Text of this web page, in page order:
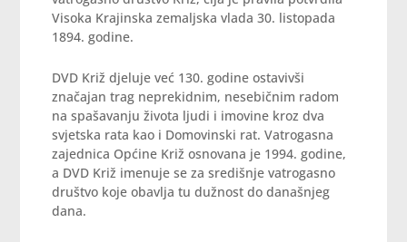
Visoka Krajinska zemaljska vlada 30. listopada
1894. godine.
DVD Križ djeluje već 130. godine ostavivši
značajan trag neprekidnim, nesebičnim radom
na spašavanju života ljudi i imovine kroz dva
svjetska rata kao i Domovinski rat. Vatrogasna
zajednica Općine Križ osnovana je 1994. godine,
a DVD Križ imenuje se za središnje vatrogasno
društvo koje obavlja tu dužnost do današnjeg
dana.